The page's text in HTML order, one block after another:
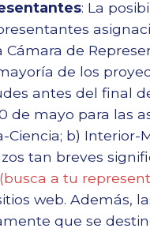
: La
de
de los
antes del final
de mayo para las
Ciencia; b)
tan breves
a tu
web. Además,
que se